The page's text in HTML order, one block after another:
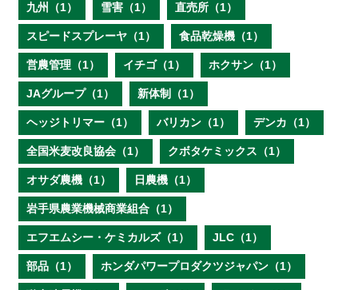
九州（1） 雪害（1） 直売所（1）
スピードスプレーヤ（1） 食品乾燥機（1）
営農管理（1） イチゴ（1） ホクサン（1）
JAグループ（1） 新体制（1）
ヘッジトリマー（1） バリカン（1） デンカ（1）
全国米麦改良協会（1） クボタケミックス（1）
オサダ農機（1） 日農機（1）
岩手県農業機械商業組合（1）
エフエムシー・ケミカルズ（1） JLC（1）
部品（1） ホンダパワープロダクツジャパン（1）